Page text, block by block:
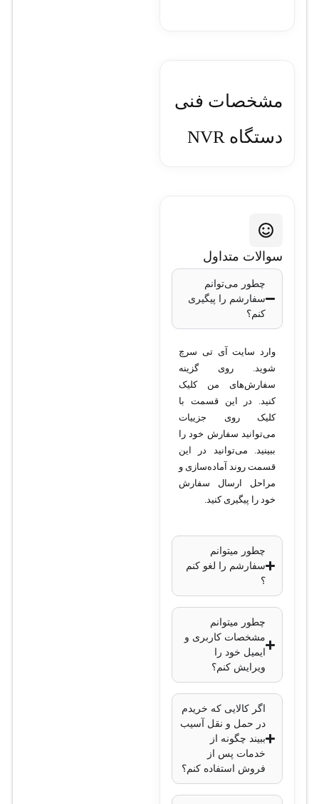
مشخصات فنی
دستگاه NVR
TC-R3220
I/B/K/V3.0
• مدل: TC-R3220
20 کانال • رزولوشن ضبط:
تا 4K • فشرده‌سازی:
H.265+ / H.265 / H.264 •
تعداد هارد دیسک: پشتیبانی
از 4 هارد دیسک با ظرفیت
هرکدام تا 10 ترابایت •
ورودی ویدئو: 20 کانال
تحت شبکه • خروجی
پورت شبکه: 1 پورت
گیگابیتی • قابلیت‌های
هوشمند: تشخیص حرکت،
عبور از خط، شمارش
ابعاد: 440×390×70
کیلوگرم
سوالات متداول
چطور می‌توانم
سفارشم را پیگیری
کنم؟
وارد سایت آی تی سرچ
شوید. روی گزینه
سفارش‌های من کلیک
کنید. در این قسمت با
کلیک روی جزییات
می‌توانید سفارش خود را
ببینید. می‌توانید در این
قسمت روند آماده‌سازی و
مراحل ارسال سفارش
خود را پیگیری کنید.
چطور میتوانم
سفارشم را لغو کنم
؟
چطور میتوانم
مشخصات کاربری و
ایمیل خود را
ویرایش کنم؟
اگر کالایی که خریدم
در حمل و نقل آسیب
ببیند چگونه از
خدمات پس از
فروش استفاده کنم؟